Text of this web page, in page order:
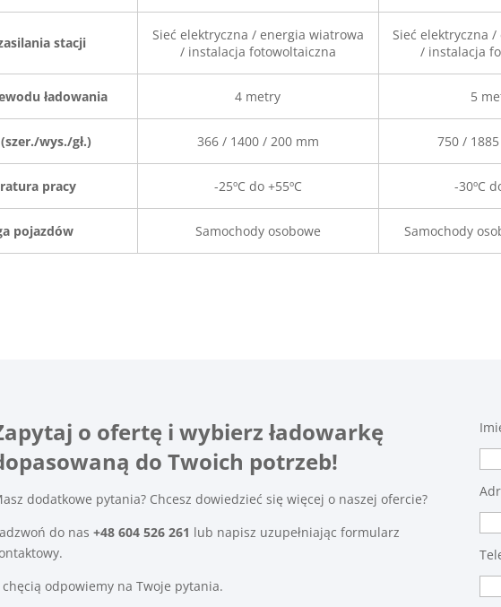
stacji
Sieć elektryczna / energia wiatrowa
/ instalacja fotowoltaiczna
Sieć elektryczna
/ instalacja
ładowania 4 metry 5
wys./gł.) 366 / 1400 / 200 mm 750 /
pracy -25ºC do +55ºC -30ºC
pojazdów Samochody osobowe Samochody
o ofertę i wybierz ładowarkę
do Twoich potrzeb!
dodatkowe pytania? Chcesz dowiedzieć się więcej o naszej ofercie?
do nas +48 604 526 261 lub napisz uzupełniając formularz
chęcią odpowiemy na Twoje pytania.